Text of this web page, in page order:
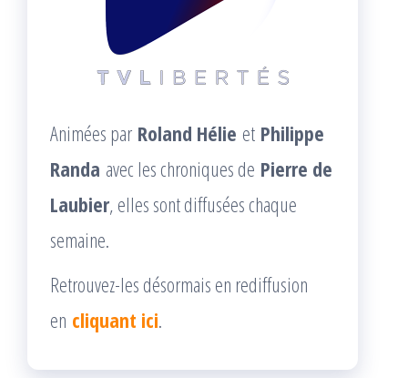
Animées par Roland Hélie et Philippe
Randa avec les chroniques de Pierre de
Laubier, elles sont diffusées chaque
semaine.
Retrouvez-les désormais en rediffusion
en cliquant ici.